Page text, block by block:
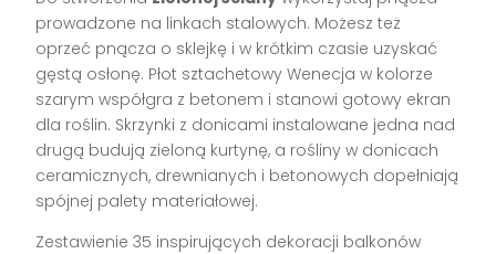
prowadzone na linkach stalowych. Możesz też
oprzeć pnącza o sklejkę i w krótkim czasie uzyskać
gęstą osłonę. Płot sztachetowy Wenecja w kolorze
szarym współgra z betonem i stanowi gotowy ekran
dla roślin. Skrzynki z donicami instalowane jedna nad
drugą budują zieloną kurtynę, a rośliny w donicach
ceramicznych, drewnianych i betonowych dopełniają
spójnej palety materiałowej.
Zestawienie 35 inspirujących dekoracji balkonów